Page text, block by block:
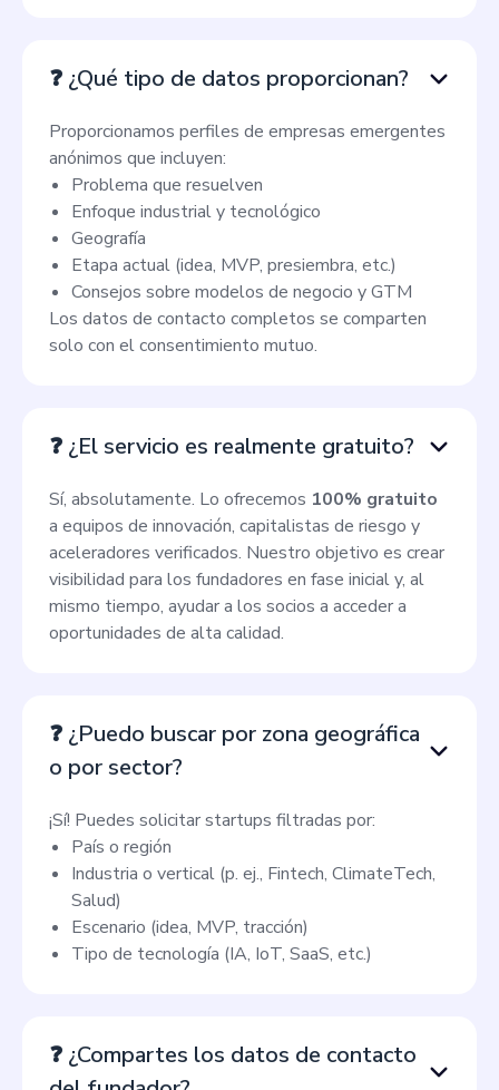
❓ ¿Qué tipo de datos proporcionan?
Proporcionamos perfiles de empresas emergentes
anónimos que incluyen:
Problema que resuelven
Enfoque industrial y tecnológico
Geografía
Etapa actual (idea, MVP, presiembra, etc.)
Consejos sobre modelos de negocio y GTM
Los datos de contacto completos se comparten
solo con el consentimiento mutuo.
❓ ¿El servicio es realmente gratuito?
Sí, absolutamente. Lo ofrecemos 100% gratuito
a equipos de innovación, capitalistas de riesgo y
aceleradores verificados. Nuestro objetivo es crear
visibilidad para los fundadores en fase inicial y, al
mismo tiempo, ayudar a los socios a acceder a
oportunidades de alta calidad.
❓ ¿Puedo buscar por zona geográfica
o por sector?
¡Sí! Puedes solicitar startups filtradas por:
País o región
Industria o vertical (p. ej., Fintech, ClimateTech,
Salud)
Escenario (idea, MVP, tracción)
Tipo de tecnología (IA, IoT, SaaS, etc.)
❓ ¿Compartes los datos de contacto